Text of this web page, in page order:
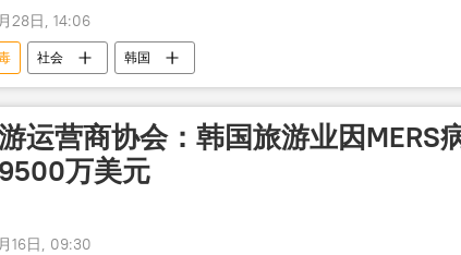
28日, 14:06
社会 韩国
运营商协会：韩国旅游业因MERS
万美元
16日, 09:30